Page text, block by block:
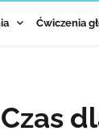
Ćwiczenia
Czas